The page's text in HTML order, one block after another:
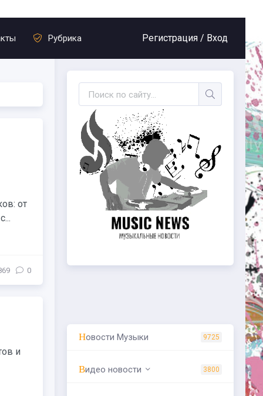
Рубрика Регистрация / Вход
от
0
и
Новости Музыки 9725
Видео новости 3800